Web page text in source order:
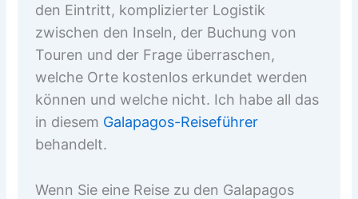
den Eintritt, komplizierter Logistik
zwischen den Inseln, der Buchung von
Touren und der Frage überraschen,
welche Orte kostenlos erkundet werden
können und welche nicht. Ich habe all das
in diesem Galapagos-Reiseführer
behandelt.
Wenn Sie eine Reise zu den Galapagos